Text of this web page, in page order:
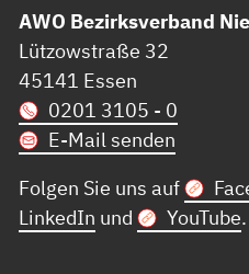
AWO Bezirksverband
Lützowstraße 32
45141 Essen
0201 3105 - 0
E-Mail senden
Folgen Sie uns auf
LinkedIn und YouTube.